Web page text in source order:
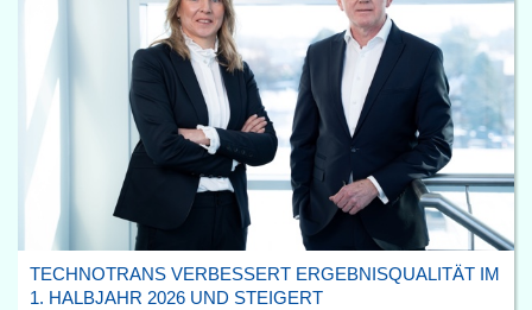
TECHNOTRANS VERBESSERT ERGEBNISQUALITÄT IM
1. HALBJAHR 2026 UND STEIGERT